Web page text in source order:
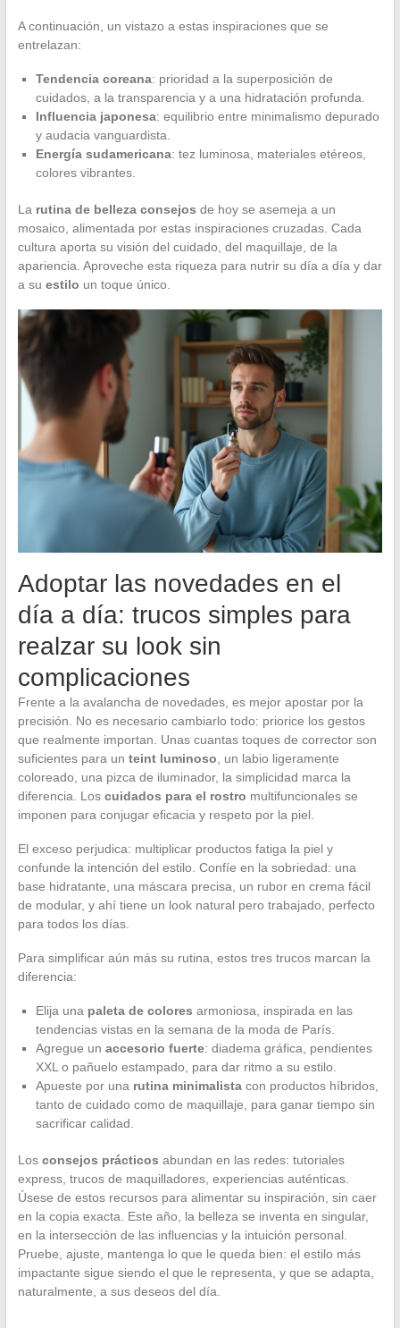
A continuación, un vistazo a estas inspiraciones que se
entrelazan:
Tendencia coreana: prioridad a la superposición de
cuidados, a la transparencia y a una hidratación profunda.
Influencia japonesa: equilibrio entre minimalismo depurado
y audacia vanguardista.
Energía sudamericana: tez luminosa, materiales etéreos,
colores vibrantes.
La rutina de belleza consejos de hoy se asemeja a un
mosaico, alimentada por estas inspiraciones cruzadas. Cada
cultura aporta su visión del cuidado, del maquillaje, de la
apariencia. Aproveche esta riqueza para nutrir su día a día y dar
a su estilo un toque único.
Adoptar las novedades en el
día a día: trucos simples para
realzar su look sin
complicaciones
Frente a la avalancha de novedades, es mejor apostar por la
precisión. No es necesario cambiarlo todo: priorice los gestos
que realmente importan. Unas cuantas toques de corrector son
suficientes para un teint luminoso , un labio ligeramente
coloreado, una pizca de iluminador, la simplicidad marca la
diferencia. Los cuidados para el rostro multifuncionales se
imponen para conjugar eficacia y respeto por la piel.
El exceso perjudica: multiplicar productos fatiga la piel y
confunde la intención del estilo. Confíe en la sobriedad: una
base hidratante, una máscara precisa, un rubor en crema fácil
de modular, y ahí tiene un look natural pero trabajado, perfecto
para todos los días.
Para simplificar aún más su rutina, estos tres trucos marcan la
diferencia:
Elija una paleta de colores armoniosa, inspirada en las
tendencias vistas en la semana de la moda de París.
Agregue un accesorio fuerte: diadema gráfica, pendientes
XXL o pañuelo estampado, para dar ritmo a su estilo.
Apueste por una rutina minimalistacon productos híbridos,
tanto de cuidado como de maquillaje, para ganar tiempo sin
sacrificar calidad.
Los consejos prácticos abundan en las redes: tutoriales
express, trucos de maquilladores, experiencias auténticas.
Úsese de estos recursos para alimentar su inspiración, sin caer
en la copia exacta. Este año, la belleza se inventa en singular,
en la intersección de las influencias y la intuición personal.
Pruebe, ajuste, mantenga lo que le queda bien: el estilo más
impactante sigue siendo el que le representa, y que se adapta,
naturalmente, a sus deseos del día.